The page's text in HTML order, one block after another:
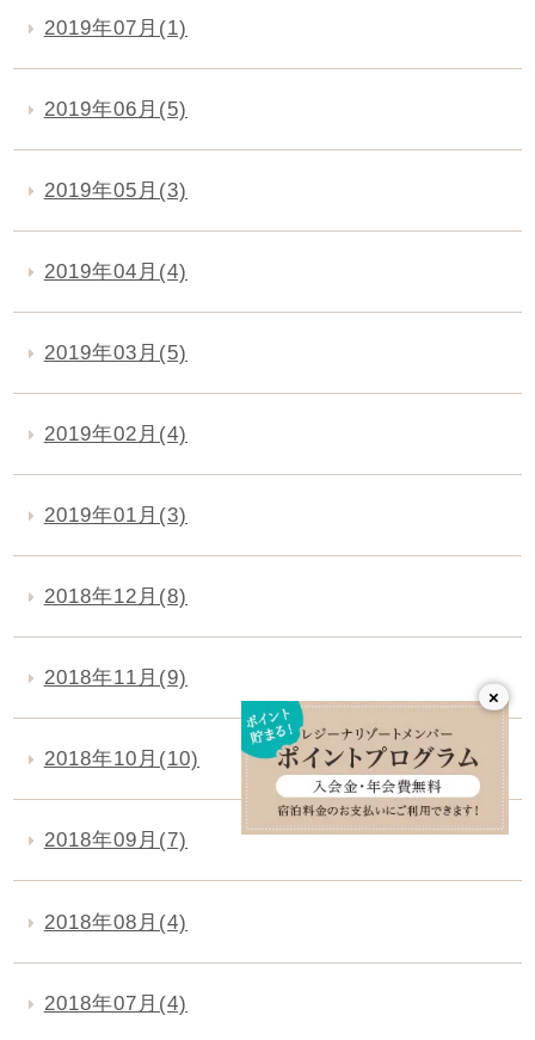
2019年07月(1)
2019年06月(5)
2019年05月(3)
2019年04月(4)
2019年03月(5)
2019年02月(4)
2019年01月(3)
2018年12月(8)
2018年11月(9)
2018年10月(10)
2018年09月(7)
2018年08月(4)
2018年07月(4)
×